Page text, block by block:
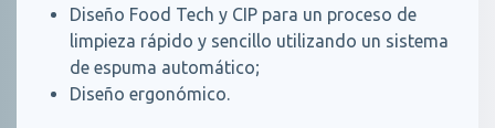
Diseño Food Tech y CIP para un proceso de
limpieza rápido y sencillo utilizando un sistema
de espuma automático;
Diseño ergonómico.